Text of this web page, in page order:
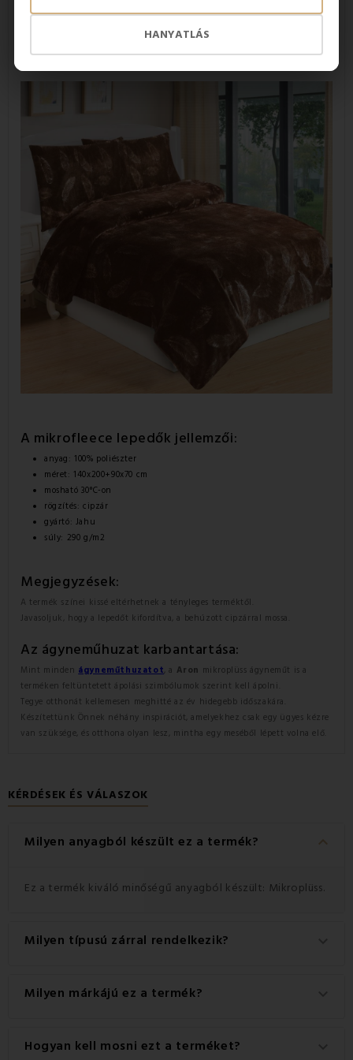
HANYATLÁS
gyorsan szárad, így folyamatosan élvezheti a puhaságot
ideális az év téli hónapjaiban
A mikrofleece lepedők jellemzői:
anyag: 100% poliészter
méret: 140x200+90x70 cm
mosható 30°C-on
rögzítés: cipzár
gyártó: Jahu
súly: 290 g/m2
Megjegyzések:
A termék színei kissé eltérhetnek a tényleges terméktől.
Javasoljuk, hogy a lepedőt kifordítva, a behúzott cipzárral mossa.
Az ágyneműhuzat karbantartása:
Mint minden ágyneműthuzatot , a Aron mikroplüss ágyneműt is a
terméken feltüntetett ápolási szimbólumok szerint kell ápolni.
Tegye otthonát kellemesen meghitté az év hidegebb időszakára.
Készítettünk Önnek néhány inspirációt, amelyekhez csak egy ügyes kézre
van szüksége, és otthona olyan lesz, mintha egy meséből lépett volna elő.
KÉRDÉSEK ÉS VÁLASZOK
Milyen anyagból készült ez a termék? keyboard_arrow_down
Ez a termék kiváló minőségű anyagból készült: Mikroplüss.
Milyen típusú zárral rendelkezik?
Ez a termék praktikus Cipzár zárral rendelkezik.
Milyen márkájú ez a termék?
Ez a(z) Jehu márka eredeti terméke.
Hogyan kell mosni ezt a terméket?